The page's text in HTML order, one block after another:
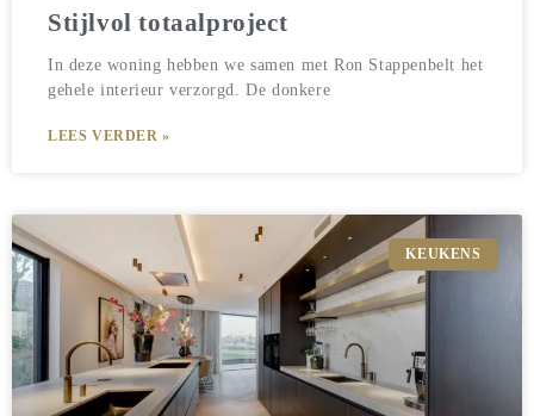
Stijlvol totaalproject
In deze woning hebben we samen met Ron Stappenbelt het
gehele interieur verzorgd. De donkere
LEES VERDER »
KEUKENS